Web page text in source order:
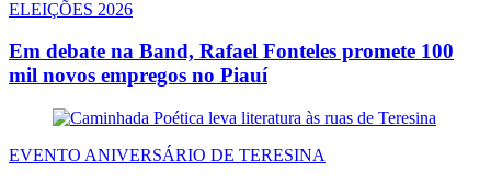
ELEIÇÕES 2026
Em debate na Band, Rafael Fonteles promete 100
mil novos empregos no Piauí
EVENTO ANIVERSÁRIO DE TERESINA